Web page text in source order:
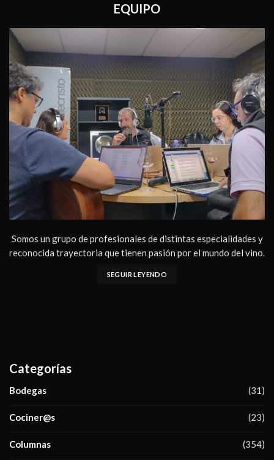
EQUIPO
Somos un grupo de profesionales de distintas especialidades y
reconocida trayectoria que tienen pasión por el mundo del vino.
SEGUIR LEYENDO
Categorías
Bodegas (31)
Cociner@s (23)
Columnas (354)